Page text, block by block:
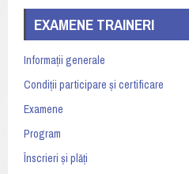
EXAMENE TRAINERI
Informații generale
Condiții participare și certificare
Examene
Program
Înscrieri și plăți